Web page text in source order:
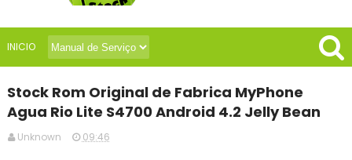
INICIO
Stock Rom Original de Fabrica MyPhone
Agua Rio Lite S4700 Android 4.2 Jelly Bean
Unknown 09:46